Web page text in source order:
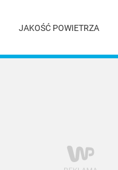
JAKOŚĆ POWIETRZA